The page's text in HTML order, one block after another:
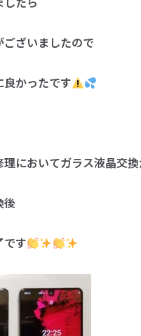
ざいましたので
かったです
においてガラス液晶交
後
です